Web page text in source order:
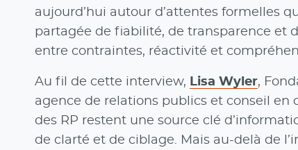
aujourd’hui autour d’attentes formelles
partagée de fiabilité, de transparence et
entre contraintes, réactivité et
Au fil de cette interview, Lisa Wyler,
agence de relations publics et conseil en
des RP restent une source clé
de clarté et de ciblage. Mais au-delà de